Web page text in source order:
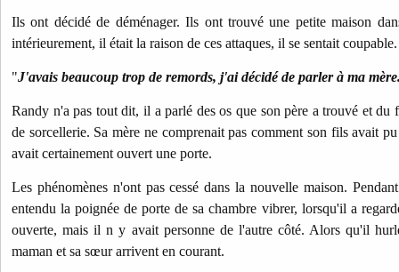
Ils ont décidé de déménager. Ils ont trouvé une petite maison
intérieurement, il était la raison de ces attaques, il se sentait coupable.
"J'avais beaucoup trop de remords, j'ai décidé de parler à ma
Randy n'a pas tout dit, il a parlé des os que son père a trouvé et
de sorcellerie. Sa mère ne comprenait pas comment son fils avait
avait certainement ouvert une porte.
Les phénomènes n'ont pas cessé dans la nouvelle maison.
entendu la poignée de porte de sa chambre vibrer, lorsqu'il a
ouverte, mais il n y avait personne de l'autre côté. Alors qu'il
maman et sa sœur arrivent en courant.